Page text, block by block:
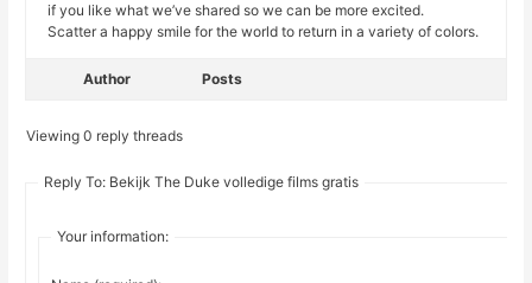
if you like what we’ve shared so we can be more excited.
Scatter a happy smile for the world to return in a variety of colors.
Author Posts
Viewing 0 reply threads
Reply To: Bekijk The Duke volledige films gratis
Your information: